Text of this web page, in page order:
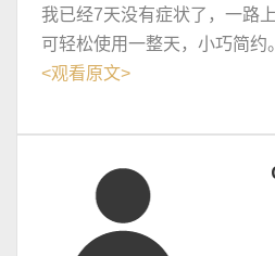
我已经7天没有症状了，一路
可轻松使用一整天，小巧简约。
<观看原文>